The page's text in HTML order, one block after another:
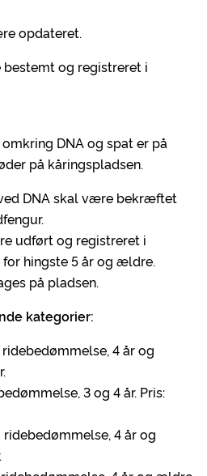
opdateret.
og registreret i
DNA og spat er på
på kåringspladsen.
DNA skal være bekræftet
udført og registreret i
hingste 5 år og ældre.
på pladsen.
kategorier:
4 år og
3 og 4 år. Pris:
4 år og